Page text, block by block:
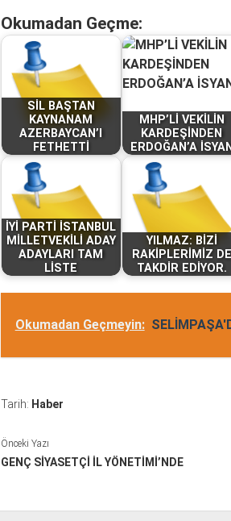
Okumadan Geçme:
SİL BAŞTAN
KAYNANAM
AZERBAYCAN’I
FETHETTİ
MHP’Lİ VEKİLİN
KARDEŞİNDEN
ERDOĞAN’A İSYAN
İYİ PARTİ İSTANBUL
MİLLETVEKİLİ ADAY
ADAYLARI TAM
LİSTE
YILMAZ: BİZİ
RAKİPLERİMİZ DE
TAKDİR EDİYOR.
Okumadan Geçmeyin:
Tarih: Haber
Önceki Yazı
GENÇ SİYASETÇİ İL YÖNETİMİ’NDE